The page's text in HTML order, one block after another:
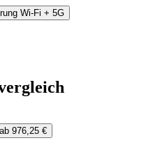
Wi-Fi + 5G
ab 976,25 €